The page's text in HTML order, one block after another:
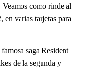
como rinde al
en varias tarjetas para
saga Resident
de la segunda y